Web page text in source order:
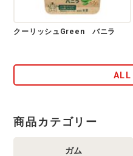
クーリッシュGreen バニラ
ALL
商品カテゴリー
ガム